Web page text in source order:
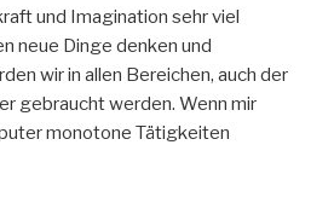
und Imagination sehr viel
neue Dinge denken und
wir in allen Bereichen, auch der
gebraucht werden. Wenn mir
monotone Tätigkeiten